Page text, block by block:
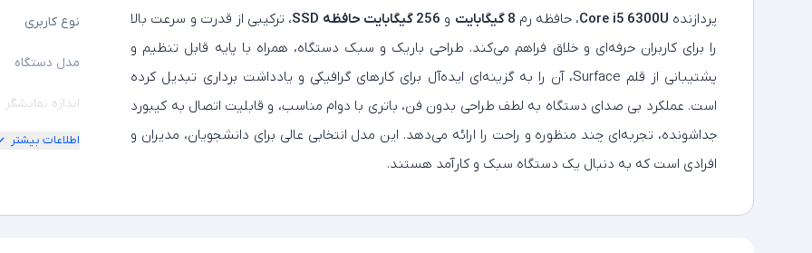
پردازنده Core i5 6300U، حافظه رم 8 گیگابایت و 256 گیگابایت حافظه SSD
، ترکیبی از قدرت و سرعت بالا
را برای کاربران حرفه‌ای و خلاق فراهم می‌کند. طراحی باریک و سبک دستگاه، همراه با پایه قابل تنظیم و
پشتیبانی از قلم Surface، آن را به گزینه‌ای ایده‌آل برای کارهای گرافیکی و یادداشت‌ برداری تبدیل کرده
است. عملکرد بی‌ صدای دستگاه به لطف طراحی بدون فن، باتری با دوام مناسب، و قابلیت اتصال به کیبورد
جداشونده، تجربه‌ای چند منظوره و راحت را ارائه می‌دهد. این مدل انتخابی عالی برای دانشجویان، مدیران و
افرادی است که به دنبال یک دستگاه سبک و کارآمد هستند.
نوع کاربری
مدل دستگاه
اندازه نمایشگر
امکان چرخش
اطلاعات بیشتر